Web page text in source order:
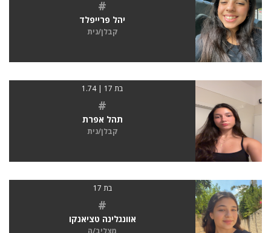
#
יהל פרייפלד
קבלן/נית
בת 17 | 1.74
#
תהל אפרת
קבלן/נית
בת 17
#
אוונגלינה טציאנקו
מצליב/ה